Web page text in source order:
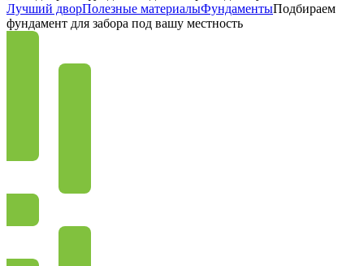
Лучший дворПолезные материалыФундаментыПодбираем
фундамент для забора под вашу местность